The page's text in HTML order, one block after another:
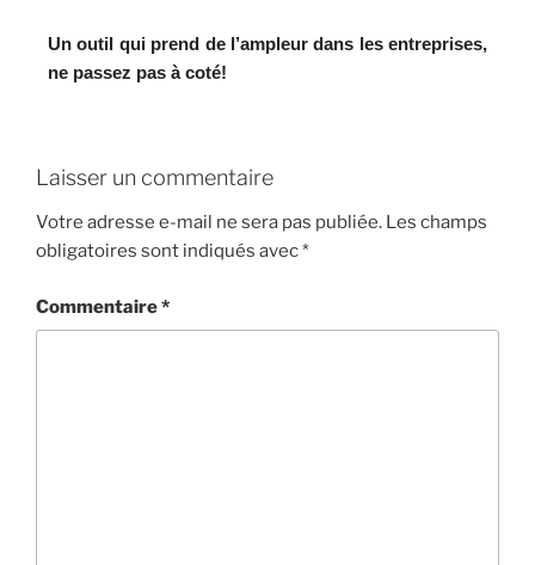
Un outil qui prend de l’ampleur dans les entreprises,
ne passez pas à coté!
Laisser un commentaire
Votre adresse e-mail ne sera pas publiée. Les champs
obligatoires sont indiqués avec*
Commentaire*